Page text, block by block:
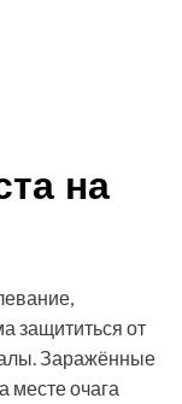
на
Белоусов
защититься от
Заражённые
месте очага